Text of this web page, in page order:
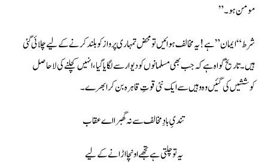
مومن ہو۔”
شرط “ایمان” ہے! یہ مخالف ہوائیں تو محض تمہاری پرواز کو بلند کرنے کے لیے چلائی گئی
ہیں۔ تاریخ گواہ ہے کہ جب بھی مسلمانوں کو دیوار سے لگایا گیا، انہيں كچلنے كى لا حاصل
كوششيں كى گئيں وہ وہیں سے ایک نئی قوتِ قاہرہ بن کر ابھرے۔
تندیِ بادِ مخالف سے نہ گھبرا اے عقاب
یہ تو چلتی ہے تجھے اونچا اڑانے کے لیے